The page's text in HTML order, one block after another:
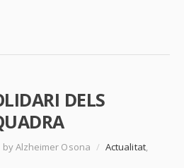
DELS
by Alzheimer Osona / Actualitat,